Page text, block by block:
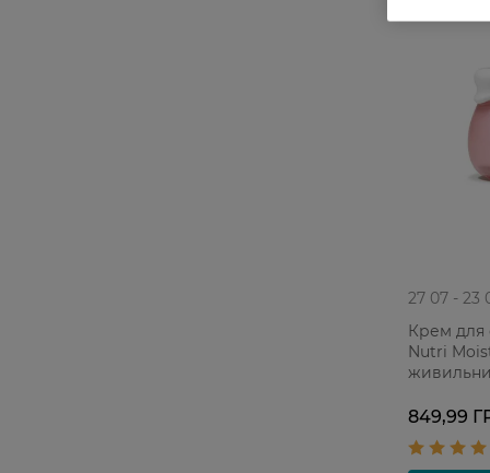
27 07 - 23
Крем для
Nutri
шкіри
849,99